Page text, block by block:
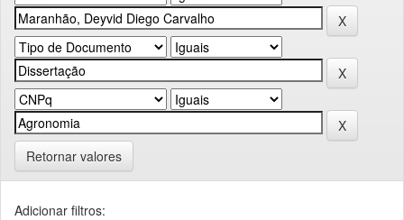
Retornar valores
Adicionar filtros: